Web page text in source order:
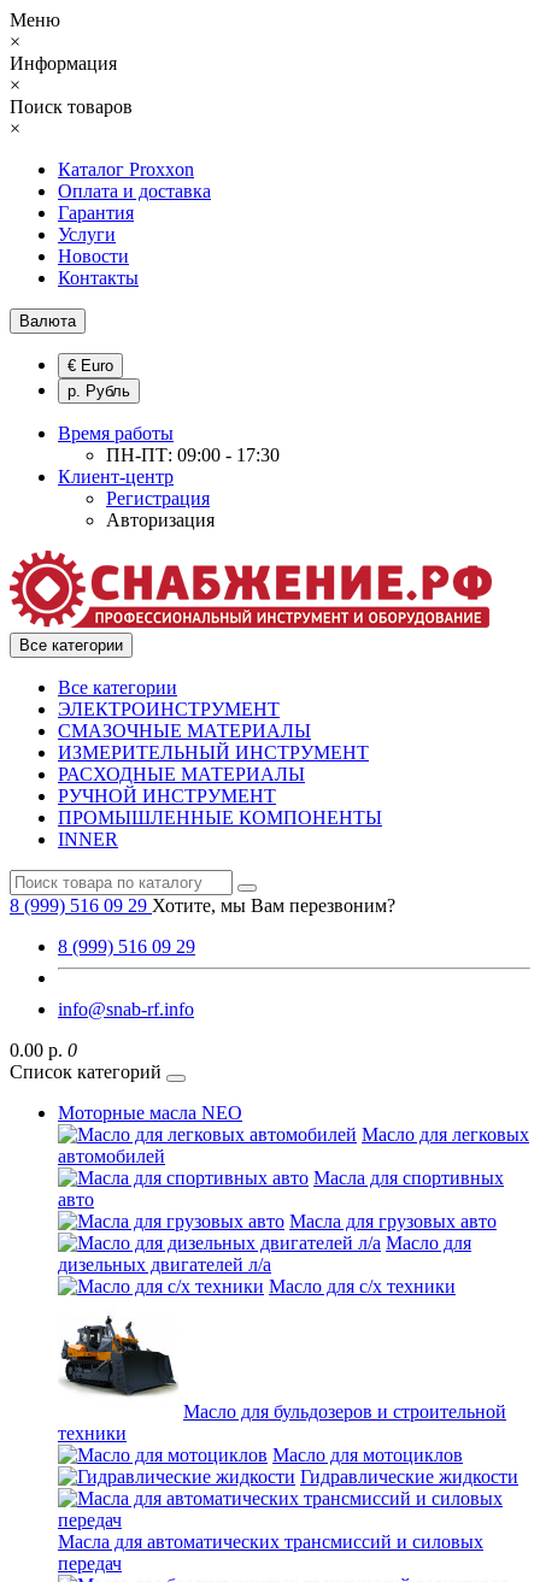
Меню
×
Информация
×
Поиск товаров
×
Каталог Proxxon
Оплата и доставка
Гарантия
Услуги
Новости
Контакты
Валюта
€ Euro
р. Рубль
Время работы
ПН-ПТ: 09:00 - 17:30
Клиент-центр
Регистрация
Авторизация
Все категории
Все категории
ЭЛЕКТРОИНСТРУМЕНТ
СМАЗОЧНЫЕ МАТЕРИАЛЫ
ИЗМЕРИТЕЛЬНЫЙ ИНСТРУМЕНТ
РАСХОДНЫЕ МАТЕРИАЛЫ
РУЧНОЙ ИНСТРУМЕНТ
ПРОМЫШЛЕННЫЕ КОМПОНЕНТЫ
INNER
8 (999) 516 09 29 Хотите, мы Вам перезвоним?
8 (999) 516 09 29
info@snab-rf.info
0.00 р. 0
Список категорий
Моторные масла NEO
Масло для легковых
автомобилей
Масла для спортивных
авто
Масла для грузовых авто
Масло для
дизельных двигателей л/а
Масло для с/х техники
Масло для бульдозеров и строительной
техники
Масло для мотоциклов
Гидравлические жидкости
Масла для автоматических трансмиссий и силовых
передач